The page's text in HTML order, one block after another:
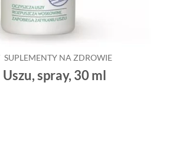
SUPLEMENTY NA ZDROWIE
spray, 30 ml